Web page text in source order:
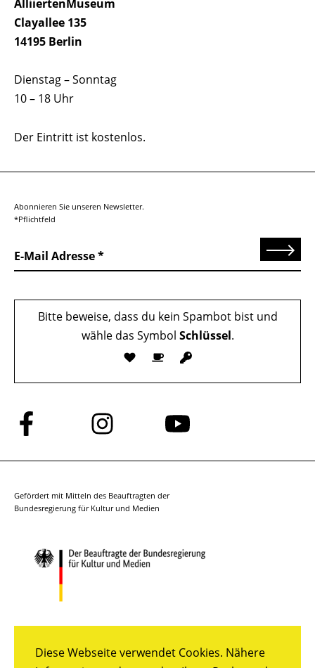
Diese Webseite verwendet Cookies. Nähere
AlliiertenMuseum
Clayallee 135
14195 Berlin
Dienstag – Sonntag
10 – 18 Uhr
Der Eintritt ist kostenlos.
Abonnieren Sie unseren Newsletter.
*Pflichtfeld
E-Mail Adresse Senden
Bitte beweise, dass du kein Spambot bist und
wähle das Symbol Schlüssel.
Folge
uns
auf
Folge
uns
auf
Folge
auf
Gefördert mit Mitteln des Beauftragten der
Bundesregierung für Kultur und Medien